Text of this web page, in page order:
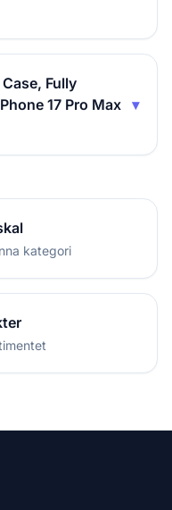
Fully
17 Pro Max ▾
kategori